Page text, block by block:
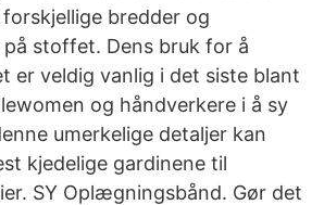
bredder og
stoffet. Dens bruk for å
er veldig vanlig i det siste blant
og håndverkere i å sy
umerkelige detaljer kan
kjedelige gardinene til
SY Oplægningsbånd. Gør det